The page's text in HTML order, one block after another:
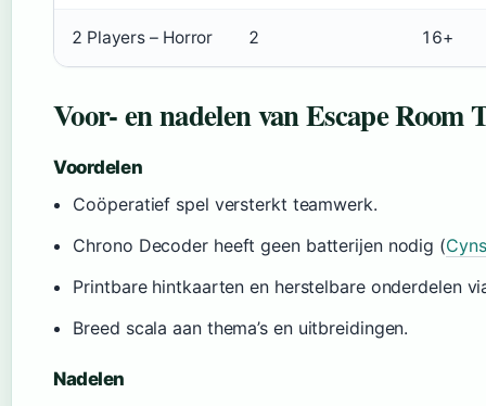
2 Players – Horror 2 16+
Voor- en nadelen van Escape Room
Voordelen
Coöperatief spel versterkt teamwerk.
Chrono Decoder heeft geen batterijen nodig (
Printbare hintkaarten en herstelbare onderdelen
Breed scala aan thema’s en uitbreidingen.
Nadelen